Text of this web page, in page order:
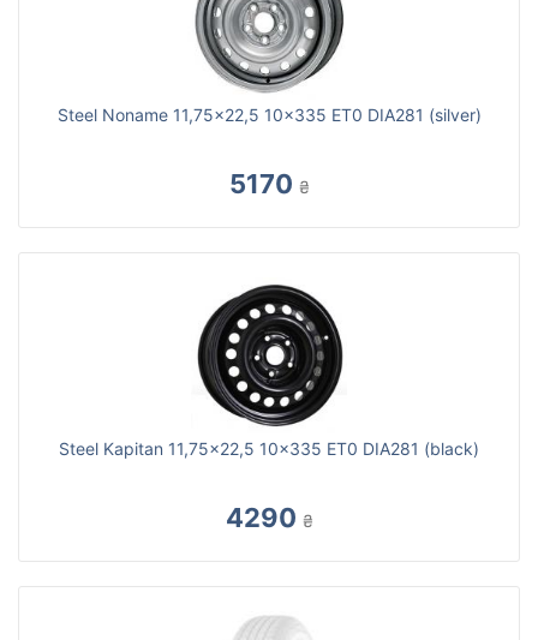
Steel Noname 11,75x22,5 10x335 ET0 DIA281 (silver)
5170 ₴
Steel Kapitan 11,75x22,5 10x335 ET0 DIA281 (black)
4290 ₴